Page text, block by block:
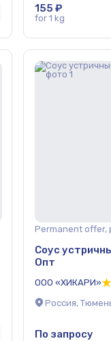
155 ₽
for 1 kg
Permanent offer,
Соус
Опт
ООО «ХИКАРИ»
Россия,
По запросу